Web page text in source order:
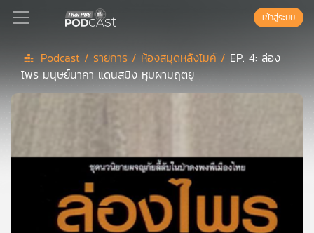
Podcast
ลิ
เข้าสู่ระบบ
Podcast / รายการ / ห้องสมุดหลังไมค์ / EP. 4: ล่อง
ไพร มนุษย์นาคา แดนสมิง หุบผามฤตยู